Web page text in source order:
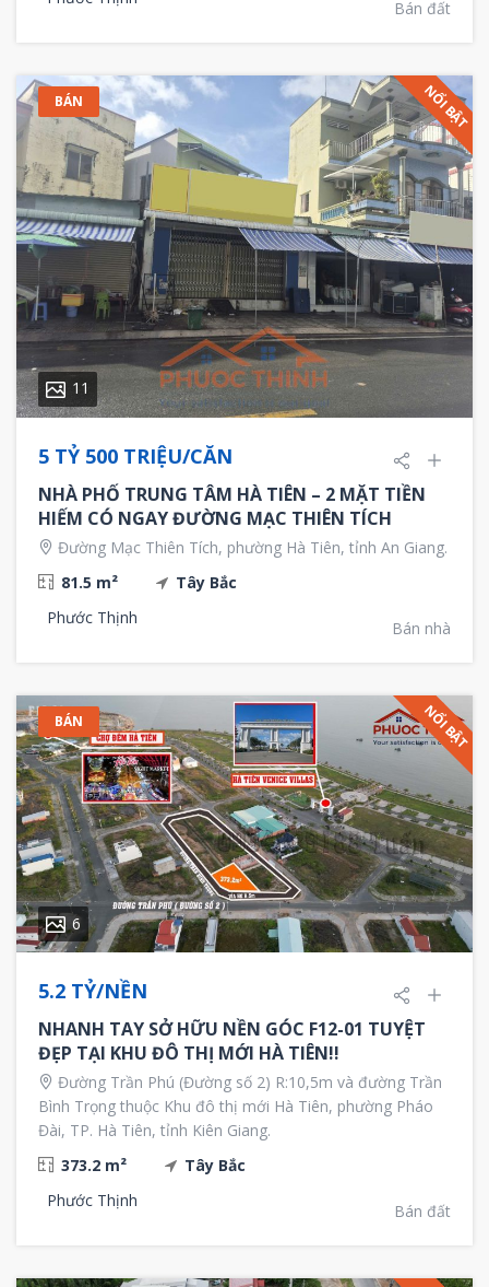
Bán đất
BÁN NỔI BẬT
11
5 TỶ 500 TRIỆU/CĂN
NHÀ PHỐ TRUNG TÂM HÀ TIÊN – 2 MẶT TIỀN
HIẾM CÓ NGAY ĐƯỜNG MẠC THIÊN TÍCH
Đường Mạc Thiên Tích, phường Hà Tiên, tỉnh An Giang.
81.5 m²
Tây Bắc
Phước Thịnh
Bán nhà
BÁN NỔI BẬT
6
5.2 TỶ/NỀN
NHANH TAY SỞ HỮU NỀN GÓC F12-01 TUYỆT
ĐẸP TẠI KHU ĐÔ THỊ MỚI HÀ TIÊN!!
Đường Trần Phú (Đường số 2) R:10,5m và đường Trần
Bình Trọng thuộc Khu đô thị mới Hà Tiên, phường Pháo
Đài, TP. Hà Tiên, tỉnh Kiên Giang.
373.2 m²
Tây Bắc
Phước Thịnh
Bán đất